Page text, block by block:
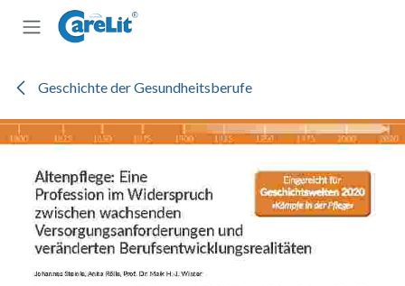
Zum Inhalt springen
Geschichte der Gesundheitsberufe